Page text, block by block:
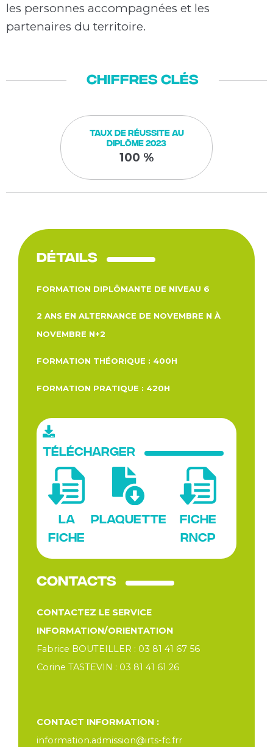
les personnes accompagnées et les
partenaires du territoire.
Chiffres clés
Taux de réussite au
diplôme 2023
100 %
Détails
FORMATION DIPLÔMANTE DE NIVEAU 6
2 ANS EN ALTERNANCE DE NOVEMBRE N À
NOVEMBRE N+2
FORMATION THÉORIQUE : 400H
FORMATION PRATIQUE : 420H
Télécharger
La
fiche
Plaquette
Fiche
RNCP
Contacts
CONTACTEZ LE SERVICE
INFORMATION/ORIENTATION
Fabrice BOUTEILLER : 03 81 41 67 56
Corine TASTEVIN : 03 81 41 61 26
CONTACT INFORMATION :
information.admission@irts-fc.frr